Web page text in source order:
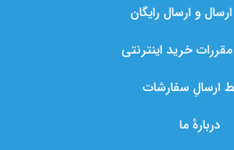
و ارسال رایگان
خرید اینترنتی
ارسالِ سفارشات
دربارهٔ ما